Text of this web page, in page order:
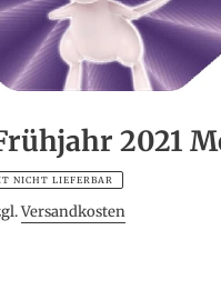
2021
NICHT LIEFERBAR
Versandkosten